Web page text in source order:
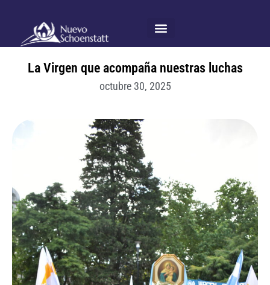
contenido
La Virgen que acompaña nuestras luchas
octubre 30, 2025